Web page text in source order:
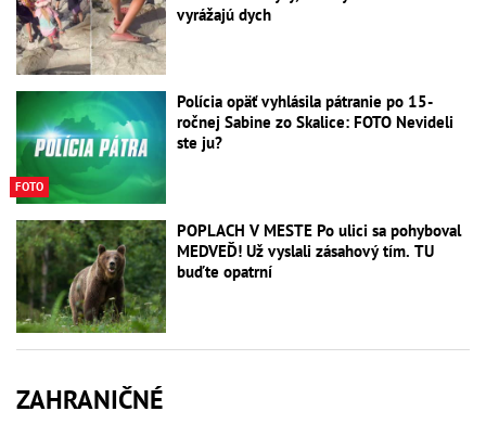
vyrážajú dych
FOTO
Polícia opäť vyhlásila pátranie po 15-
ročnej Sabine zo Skalice: FOTO Nevideli
ste ju?
POPLACH V MESTE Po ulici sa pohyboval
MEDVEĎ! Už vyslali zásahový tím. TU
buďte opatrní
ZAHRANIČNÉ